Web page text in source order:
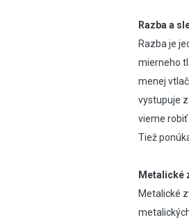
Razba a
Razba je
mierneho
menej
vystupuje
vieme
Tiež
Metalické
Metalické